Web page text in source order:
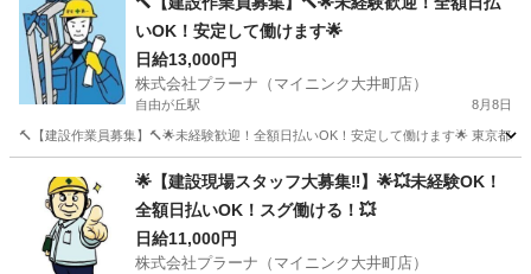
いOK！安定して働けます🌟
日給13,000円
株式会社プラーナ（マイニンク大井町店）
自由が丘駅 8月8日
🔨【建設作業員募集】🔨🌟未経験歓迎！全額日払いOK！安定して働けます🌟 東京都
自由が丘駅 建築 重機
🌟【建設現場スタッフ大募集‼️】🌟💥未経験OK！
全額日払いOK！スグ働ける！💥
日給11,000円
株式会社プラーナ（マイニンク大井町店）